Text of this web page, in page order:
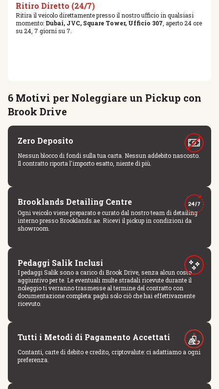
Ritiro Diretto (24/7)
Ritira il veicolo direttamente presso il nostro ufficio in qualsiasi
momento: Dubai, JVC, Square Tower, Ufficio 307 , aperto 24 ore
su 24, 7 giorni su 7.
6 Motivi per Noleggiare un Pickup con
Brook Drive
Zero Deposito
Nessun blocco di fondi sulla tua carta. Nessun addebito nascosto.
Il contratto riporta l'importo esatto, niente di più.
Brooklands Detailing Centre
Ogni veicolo viene preparato e curato dal nostro team di detailing
interno presso Brooklands.ae. Ricevi il pickup in condizioni da
showroom.
Pedaggi Salik Inclusi
I pedaggi Salik sono a carico di Brook Drive, senza alcun costo
aggiuntivo per te. Le eventuali multe stradali ricevute durante il
noleggio ti verranno trasmesse al termine del contratto con
documentazione completa: paghi solo ciò che hai effettivamente
ricevuto.
Tutti i Metodi di Pagamento Accettati
Contanti, carte di debito e credito, criptovalute: ci adattiamo a ogni
preferenza.